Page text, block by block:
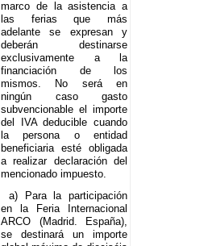
marco de la asistencia a
las ferias que más
adelante se expresan y
deberán destinarse
exclusivamente a la
financiación de los
mismos. No será en
ningún caso gasto
subvencionable el importe
del IVA deducible cuando
la persona o entidad
beneficiaria esté obligada
a realizar declaración del
mencionado impuesto.
a) Para la participación
en la Feria Internacional
ARCO (Madrid. España),
se destinará un importe